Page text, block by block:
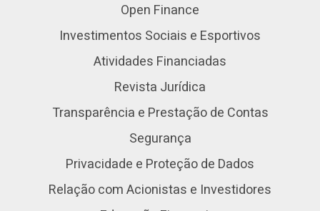
Open Finance
Investimentos Sociais e Esportivos
Atividades Financiadas
Revista Jurídica
Transparência e Prestação de Contas
Segurança
Privacidade e Proteção de Dados
Relação com Acionistas e Investidores